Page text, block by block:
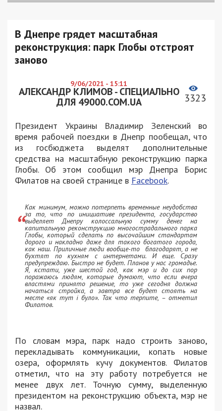
В Днепре грядет масштабная
реконструкция: парк Глобы отстроят
заново
9/06/2021 - 15:11
АЛЕКСАНДР КЛИМОВ - СПЕЦИАЛЬНО
ДЛЯ 49000.COM.UA
3323
Президент Украины Владимир Зеленский во
время рабочей поездки в Днепр пообещал, что
из госбюджета выделят дополнительные
средства на масштабную реконструкцию парка
Глобы. Об этом сообщил мэр Днепра Борис
Филатов на своей странице в Facebook.
Как минимум, можно потерпеть временные неудобства
за то, что по инициативе президента, государство
выделяет Днепру колоссальную сумму денег на
капитальную реконструкцию многострадального парка
Глобы, который сделать по высочайшим стандартам
дорого и накладно даже для такого богатого города,
как наш. Приличные люди вообще-то благодарят, а не
бухтят по кухням с интернетами. И еще. Сразу
предупреждаю. Быстро не будет. Планов у нас громадье.
Я, кстати, уже шестой год, как мэр и до сих пор
поражаюсь людям, которые думают, что если вчера
властями принято решение, то уже сегодня должна
начаться стройка, а завтра все будет стоять на
месте «як тут і було». Так что терпите, – отметил
Филатов.
По словам мэра, парк надо строить заново,
перекладывать коммуникации, копать новые
озера, оформлять кучу документов. Филатов
отметил, что на эту работу потребуется не
менее двух лет. Точную сумму, выделенную
президентом на реконструкцию объекта, мэр не
назвал.